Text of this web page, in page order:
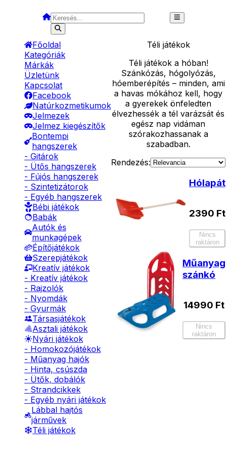
Főoldal
Kategóriák
Márkák
Üzletünk
Kapcsolat
Facebook
Natúrkozmetikumok
Jelmezek
Jelmez kiegészítők
Bontempi
hangszerek
- Gitárok
- Ütős hangszerek
- Fújós hangszerek
- Szintetizátorok
- Egyéb hangszerek
Bébi játékok
Babák
Autók és
munkagépek
Építőjátékok
Szerepjátékok
Kreatív játékok
- Kreatív játékok
- Rajzolók
- Nyomdák
- Gyurmák
Társasjátékok
Asztali játékok
Nyári játékok
- Homokozójátékok
- Műanyag hajók
- Hinta, csúszda
- Ütők, dobálók
- Strandcikkek
- Egyéb nyári játékok
Lábbal hajtós
járművek
Téli játékok
Téli játékok
Téli játékok a hóban!
Szánkózás, hógolyózás,
hóemberépítés – minden, ami
a havas mókához kell, hogy
a gyerekek önfeledten
élvezhessék a tél varázsát és
egész nap vidáman
szórakozhassanak a
szabadban.
Rendezés:
Hólapát
2390 Ft
Nincs
raktáron
Műanyag
szánkó
14990 Ft
Nincs
raktáron